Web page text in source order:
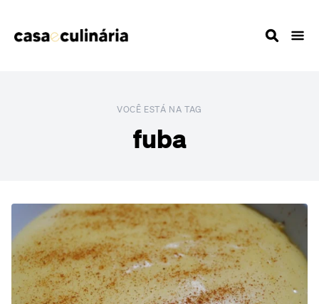
VOCÊ ESTÁ NA TAG
fuba